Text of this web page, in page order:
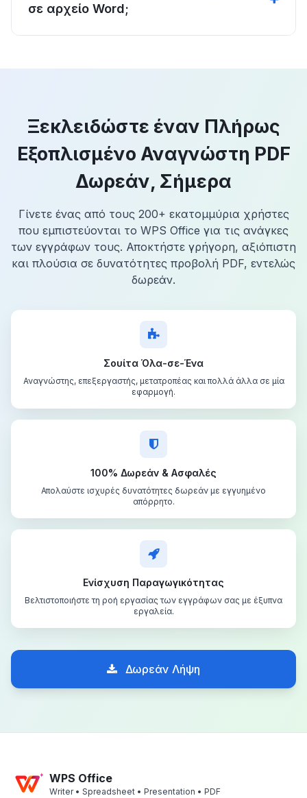
σε αρχείο Word;
Ξεκλειδώστε έναν Πλήρως
Εξοπλισμένο Αναγνώστη PDF
Δωρεάν, Σήμερα
Γίνετε ένας από τους 200+ εκατομμύρια χρήστες
που εμπιστεύονται το WPS Office για τις ανάγκες
των εγγράφων τους. Αποκτήστε γρήγορη, αξιόπιστη
και πλούσια σε δυνατότητες προβολή PDF, εντελώς
δωρεάν.
Σουίτα Όλα-σε-Ένα
Αναγνώστης, επεξεργαστής, μετατροπέας και πολλά άλλα σε μία
εφαρμογή.
100% Δωρεάν & Ασφαλές
Απολαύστε ισχυρές δυνατότητες δωρεάν με εγγυημένο
απόρρητο.
Ενίσχυση Παραγωγικότητας
Βελτιστοποιήστε τη ροή εργασίας των εγγράφων σας με έξυπνα
εργαλεία.
Δωρεάν Λήψη
WPS Office
Writer • Spreadsheet • Presentation • PDF